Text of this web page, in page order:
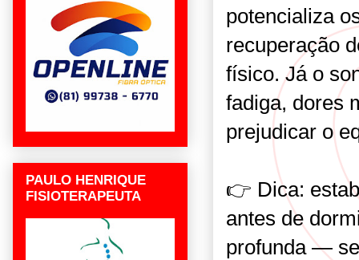
potencializa
recuperação
físico. Já o
fadiga, dores
prejudicar o
👉 Dica:
antes de
profunda —
PAULO HENRIQUE
FISIOTERAPEUTA